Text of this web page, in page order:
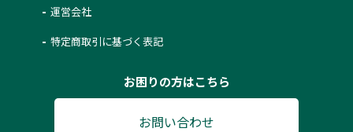
運営会社
特定商取引に基づく表記
お困りの方はこちら
お問い合わせ